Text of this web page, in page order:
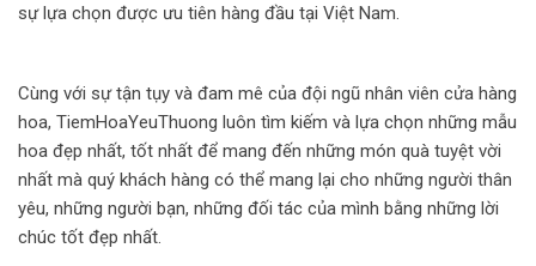
sự lựa chọn được ưu tiên hàng đầu tại Việt Nam.
Cùng với sự tận tụy và đam mê của đội ngũ nhân viên cửa hàng
hoa, TiemHoaYeuThuong luôn tìm kiếm và lựa chọn những mẫu
hoa đẹp nhất, tốt nhất để mang đến những món quà tuyệt vời
nhất mà quý khách hàng có thể mang lại cho những người thân
yêu, những người bạn, những đối tác của mình bằng những lời
chúc tốt đẹp nhất.